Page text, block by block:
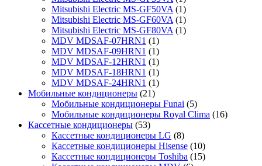
Mitsubishi Electric MS-GF50VA (1)
Mitsubishi Electric MS-GF60VA (1)
Mitsubishi Electric MS-GF80VA (1)
MDV MDSAF-07HRN1 (1)
MDV MDSAF-09HRN1 (1)
MDV MDSAF-12HRN1 (1)
MDV MDSAF-18HRN1 (1)
MDV MDSAF-24HRN1 (1)
Мобильные кондиционеры (21)
Мобильные кондиционеры Funai (5)
Мобильные кондиционеры Royal Clima (16)
Кассетные кондиционеры (53)
Кассетные кондиционеры LG (8)
Кассетные кондиционеры Hisense (10)
Кассетные кондиционеры Toshiba (15)